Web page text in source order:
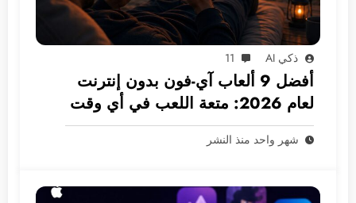
ذكي AI 11
أفضل 9 ألعاب آي-فون بدون إنترنت
لعام 2026: متعة اللعب في أي وقت
ومكان
شهر واحد منذ النشر